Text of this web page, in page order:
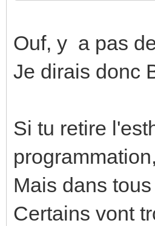
Ouf, y a pas
Je dirais donc
Si tu retire
Mais dans
Certains vont